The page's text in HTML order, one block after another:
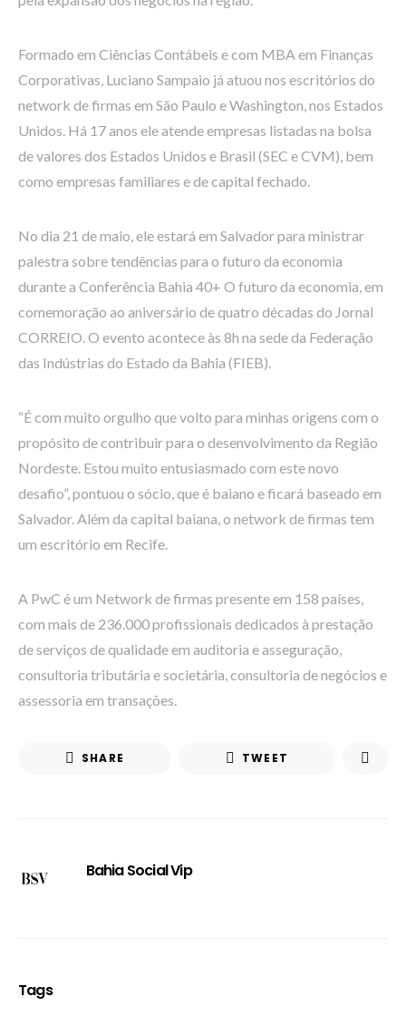
Formado em Ciências Contábeis e com MBA em Finanças
Corporativas, Luciano Sampaio já atuou nos escritórios do
network de firmas em São Paulo e Washington, nos Estados
Unidos. Há 17 anos ele atende empresas listadas na bolsa
de valores dos Estados Unidos e Brasil (SEC e CVM), bem
como empresas familiares e de capital fechado.
No dia 21 de maio, ele estará em Salvador para ministrar
palestra sobre tendências para o futuro da economia
durante a Conferência Bahia 40+ O futuro da economia, em
comemoração ao aniversário de quatro décadas do Jornal
CORREIO. O evento acontece às 8h na sede da Federação
das Indústrias do Estado da Bahia (FIEB).
“É com muito orgulho que volto para minhas origens com o
propósito de contribuir para o desenvolvimento da Região
Nordeste. Estou muito entusiasmado com este novo
desafio”, pontuou o sócio, que é baiano e ficará baseado em
Salvador. Além da capital baiana, o network de firmas tem
um escritório em Recife.
A PwC é um Network de firmas presente em 158 países,
com mais de 236.000 profissionais dedicados à prestação
de serviços de qualidade em auditoria e asseguração,
consultoria tributária e societária, consultoria de negócios e
assessoria em transações.
SHARE TWEET
Bahia Social Vip
Tags